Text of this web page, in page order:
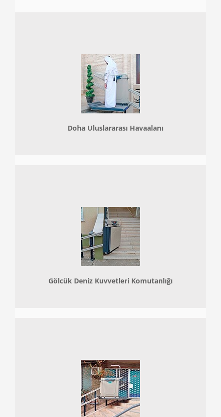
Doha Uluslararası Havaalanı
Gölcük Deniz Kuvvetleri Komutanlığı